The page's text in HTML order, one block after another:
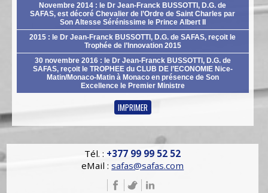
Novembre 2014 : le Dr Jean-Franck BUSSOTTI, D.G. de
SAFAS, est décoré Chevalier de l’Ordre de Saint Charles par
Son Altesse Sérénissime le Prince Albert II
2015 : le Dr Jean-Franck BUSSOTTI, D.G. de SAFAS, reçoit le
Trophée de l’Innovation 2015
30 novembre 2016 : le Dr Jean-Franck BUSSOTTI, D.G. de
SAFAS, reçoit le TROPHEE du CLUB DE l’ECONOMIE Nice-
Matin/Monaco-Matin à Monaco en présence de Son
Excellence le Premier Ministre
IMPRIMER
Tél. : +377 99 99 52 52
eMail :safas@safas.com